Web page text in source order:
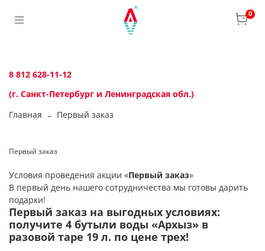
0
Главная Первый заказ
Первый заказ
Условия проведения акции «Первый заказ»
В первый день нашего сотрудничества мы готовы дарить
подарки!
Первый заказ на выгодных условиях:
получите 4 бутыли воды «Архыз» в
разовой таре 19 л. по цене трех!
8 812 628-11-12
(г. Санкт-Петербург и Ленинградская обл.)